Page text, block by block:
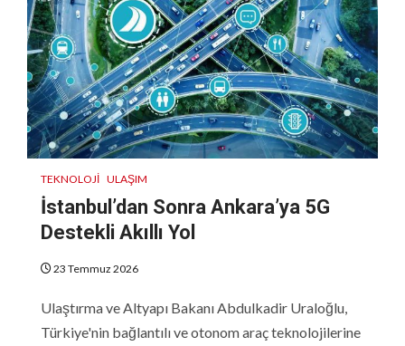
TEKNOLOJI ULAŞIM
İstanbul’dan Sonra Ankara’ya 5G
Destekli Akıllı Yol
23 Temmuz 2026
Ulaştırma ve Altyapı Bakanı Abdulkadir Uraloğlu,
Türkiye'nin bağlantılı ve otonom araç teknolojilerine